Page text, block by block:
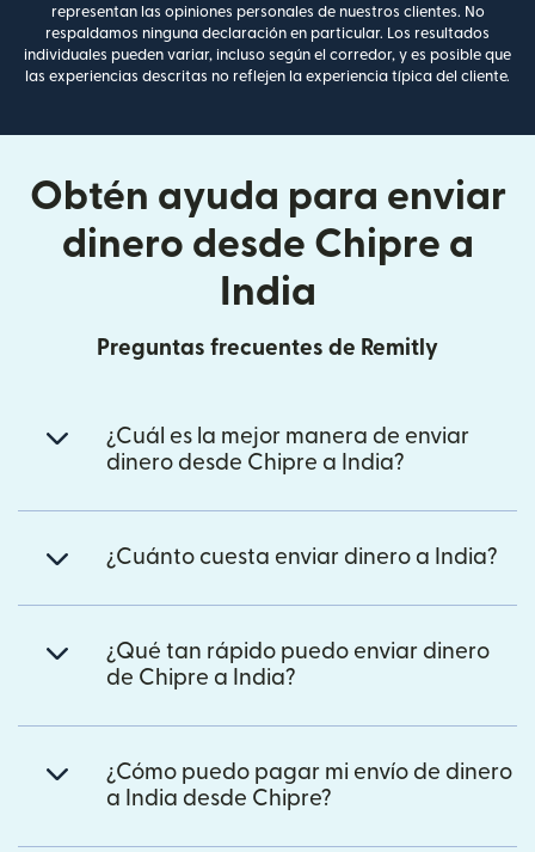
representan las opiniones personales de nuestros clientes. No
respaldamos ninguna declaración en particular. Los resultados
individuales pueden variar, incluso según el corredor, y es posible que
las experiencias descritas no reflejen la experiencia típica del cliente.
Obtén ayuda para enviar
dinero desde Chipre a
India
Preguntas frecuentes de Remitly
¿Cuál es la mejor manera de enviar
dinero desde Chipre a India?
¿Cuánto cuesta enviar dinero a India?
¿Qué tan rápido puedo enviar dinero
de Chipre a India?
¿Cómo puedo pagar mi envío de dinero
a India desde Chipre?